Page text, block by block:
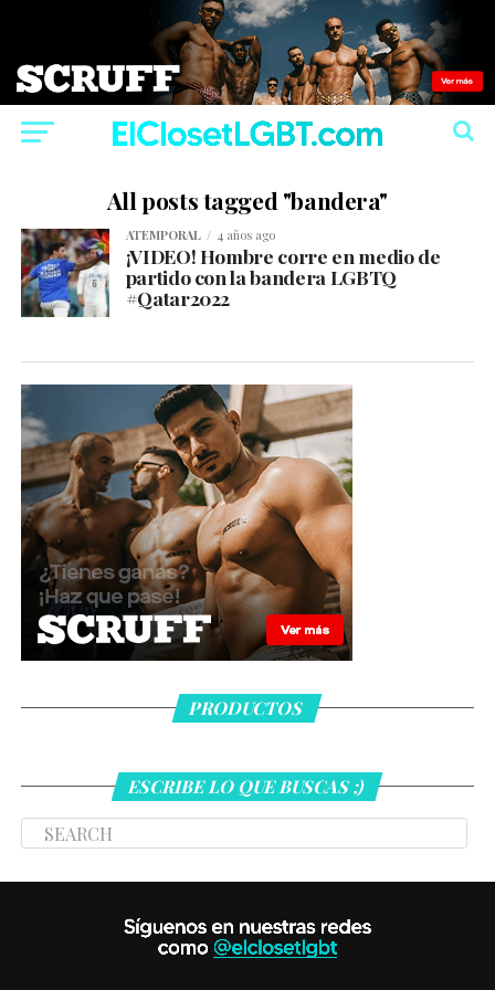
All posts tagged "bandera"
ATEMPORAL 4 años ago
¡VIDEO! Hombre corre en medio de
partido con la bandera LGBTQ
#Qatar2022
PRODUCTOS
ESCRIBE LO QUE BUSCAS ;)